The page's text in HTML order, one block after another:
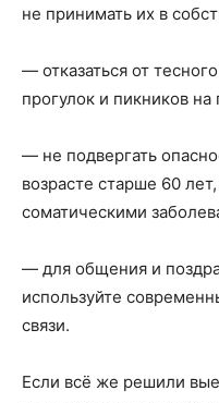
не принимать их в
— отказаться от
прогулок и пикников на
— не подвергать
возрасте старше 60
соматическими
— для общения и
используйте
связи.
Если всё же решили